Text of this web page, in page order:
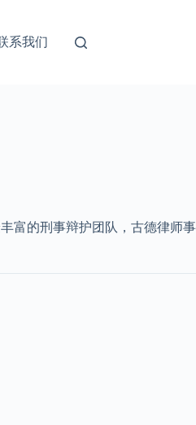
系我们
富的刑事辩护团队，古德律师事